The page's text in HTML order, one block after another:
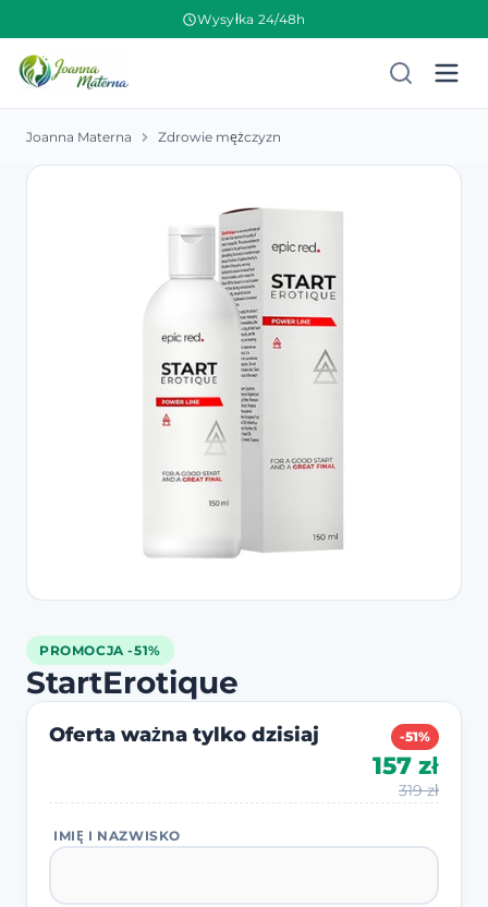
Wysyłka 24/48h
Joanna Materna Zdrowie mężczyzn
PROMOCJA -51%
StartErotique
Oferta ważna tylko dzisiaj -51%
157 zł
319 zł
IMIĘ I NAZWISKO